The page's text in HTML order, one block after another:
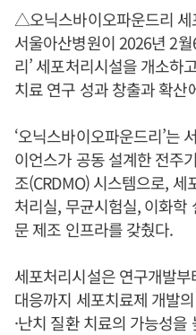
△오닉스바이오파운드리 세
서울아산병원이 2026년 2
리’ 세포처리시설을 개소하
치료 연구 성과 창출과 확산
‘오닉스바이오파운드리’는
이언스가 공동 설계한 전주
조(CRDMO) 시스템으로,
처리실, 무균시험실, 이화학
문 제조 인프라를 갖췄다.
세포처리시설은 연구개발
대응까지 세포치료제 개발
·난치 질환 치료의 가능성